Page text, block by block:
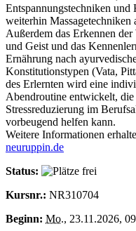
Entspannungstechniken und
weiterhin Massagetechniken
Außerdem das Erkennen
und Geist und das
Ernährung nach
Konstitutionstypen (Vata,
des Erlernten wird eine
Abendroutine entwickelt,
Stressreduzierung im
vorbeugend helfen kann.
Weitere Informationen
neuruppin.de
Status:
Kursnr.: NR310704
Beginn: Mo., 23.11.2026,